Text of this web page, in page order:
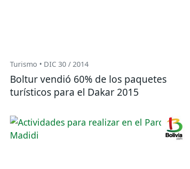
Turismo • DIC 30 / 2014
Boltur vendió 60% de los paquetes
turísticos para el Dakar 2015